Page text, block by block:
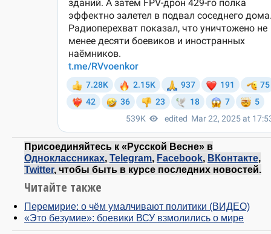
Присоединяйтесь к «Русской Весне» в
Одноклассниках, Telegram, Facebook, ВКонтакте,
Twitter, чтобы быть в курсе последних новостей.
Читайте также
Перемирие: о чём умалчивают политики (ВИДЕО)
«Это безумие»: боевики ВСУ взмолились о мире